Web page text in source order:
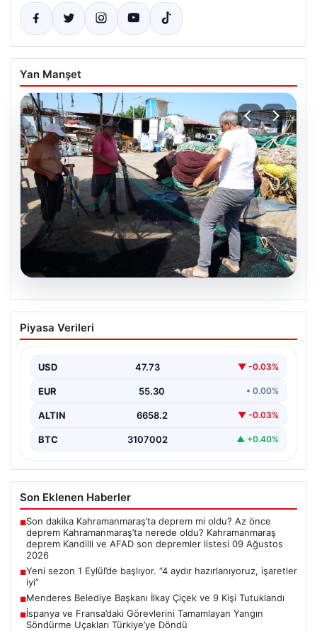
Yan Manşet
Yeni sezon 1 Eylül’de başlıyor. “4 aydır
hazırlanıyoruz, işaretler iyi”
Piyasa Verileri
USD 47.73 ▼ -0.03%
EUR 55.30 • 0.00%
ALTIN 6658.2 ▼ -0.03%
BTC 3107002 ▲ +0.40%
Son Eklenen Haberler
■Son dakika Kahramanmaraş’ta deprem mi oldu? Az önce
deprem Kahramanmaraş’ta nerede oldu? Kahramanmaraş
deprem Kandilli ve AFAD son depremler listesi 09 Ağustos
2026
■Yeni sezon 1 Eylül’de başlıyor. “4 aydır hazırlanıyoruz, işaretler
iyi”
■Menderes Belediye Başkanı İlkay Çiçek ve 9 Kişi Tutuklandı
■İspanya ve Fransa’daki Görevlerini Tamamlayan Yangın
Söndürme Uçakları Türkiye’ye Döndü